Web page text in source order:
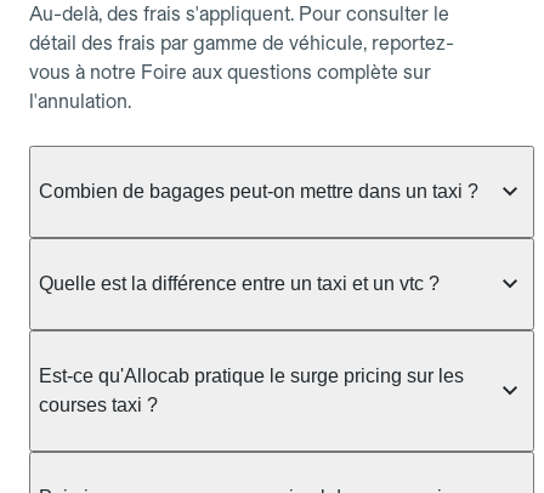
Au-delà, des frais s'appliquent. Pour consulter le
détail des frais par gamme de véhicule, reportez-
vous à notre Foire aux questions complète sur
l'annulation.
Combien de bagages peut-on mettre dans un taxi ?
taxi berline accueille en général jusqu'à 3 bagages
ou nombreux, précisez-le dans le champ "Message
au chauffeur" lors de la réservation. Le prix n'est
pas impacté par le nombre de bagages.
Quelle est la différence entre un taxi et un vtc ?
prendre en charge directement dans la rue, à une
station ou sur réservation, avec un tarif au
réservation et propose un prix fixe annoncé à
Est-ce qu'Allocab pratique le surge pricing sur les
courses taxi ?